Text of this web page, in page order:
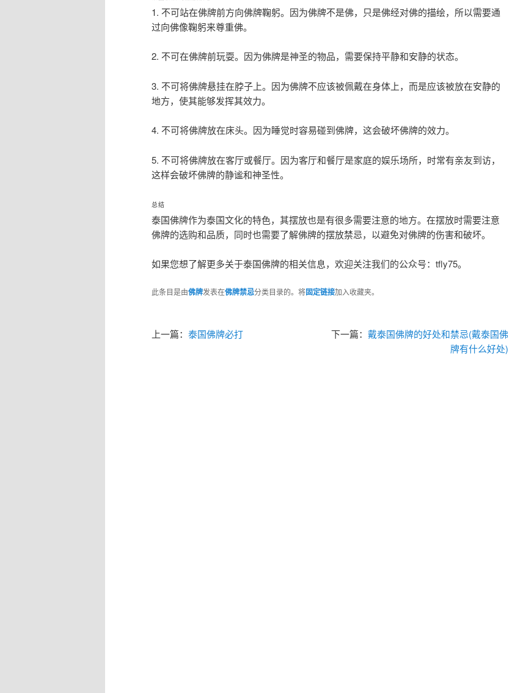
1. 不可站在佛牌前方向佛牌鞠躬。因为佛牌不是佛，只是佛经对佛的描绘，所以需要通
过向佛像鞠躬来尊重佛。
2. 不可在佛牌前玩耍。因为佛牌是神圣的物品，需要保持平静和安静的状态。
3. 不可将佛牌悬挂在脖子上。因为佛牌不应该被佩戴在身体上，而是应该被放在安静的
地方，使其能够发挥其效力。
4. 不可将佛牌放在床头。因为睡觉时容易碰到佛牌，这会破坏佛牌的效力。
5. 不可将佛牌放在客厅或餐厅。因为客厅和餐厅是家庭的娱乐场所，时常有亲友到访，
这样会破坏佛牌的静谧和神圣性。
总结
泰国佛牌作为泰国文化的特色，其摆放也是有很多需要注意的地方。在摆放时需要注意
佛牌的选购和品质，同时也需要了解佛牌的摆放禁忌，以避免对佛牌的伤害和破坏。
如果您想了解更多关于泰国佛牌的相关信息，欢迎关注我们的公众号：tfly75。
此条目是由佛牌发表在佛牌禁忌分类目录的。将固定链接加入收藏夹。
上一篇： 泰国佛牌必打 下一篇： 戴泰国佛牌的好处和禁忌(戴泰国佛
牌有什么好处)